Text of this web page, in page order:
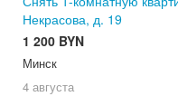
Некрасова, д. 19
1 200 BYN
Минск
4 августа